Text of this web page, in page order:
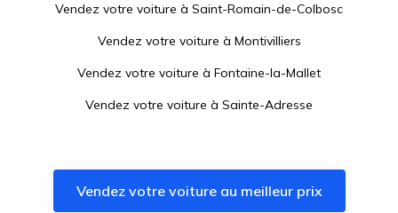
Vendez votre voiture à Saint-Romain-de-Colbosc
Vendez votre voiture à Montivilliers
Vendez votre voiture à Fontaine-la-Mallet
Vendez votre voiture à Sainte-Adresse
Vendez votre voiture àOcteville-sur-Mer
Vendez votre voiture àPont-Audemer
Vendez votre voiture au meilleur prix